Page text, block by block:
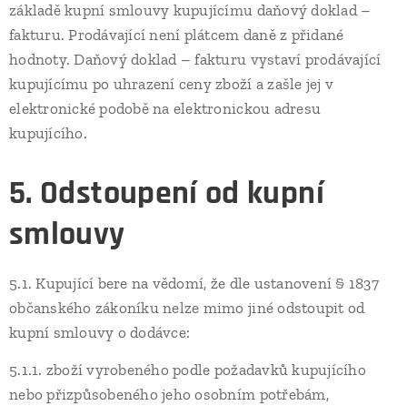
základě kupní smlouvy kupujícímu daňový doklad –
fakturu. Prodávající není plátcem daně z přidané
hodnoty. Daňový doklad – fakturu vystaví prodávající
kupujícímu po uhrazení ceny zboží a zašle jej v
elektronické podobě na elektronickou adresu
kupujícího.
5. Odstoupení od kupní
smlouvy
5.1. Kupující bere na vědomí, že dle ustanovení § 1837
občanského zákoníku nelze mimo jiné odstoupit od
kupní smlouvy o dodávce:
5.1.1. zboží vyrobeného podle požadavků kupujícího
nebo přizpůsobeného jeho osobním potřebám,